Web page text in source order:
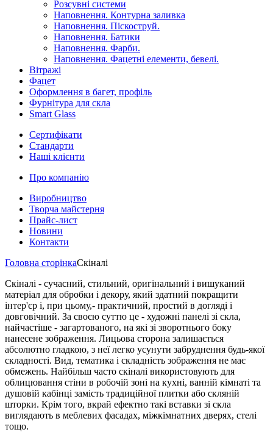
Розсувні системи
Наповнення. Контурна заливка
Наповнення. Піскоструй.
Наповнення. Батики
Наповнення. Фарби.
Наповнення. Фацетні елементи, бевелі.
Вітражі
Фацет
Оформлення в багет, профіль
Фурнітура для скла
Smart Glass
Сертифікати
Стандарти
Наші клієнти
Про компанію
Виробництво
Творча майстерня
Прайс-лист
Новини
Контакти
Головна сторінкаСкіналі
Скіналі - сучасний, стильний, оригінальний і вишуканий
матеріал для обробки і декору, який здатний покращити
інтер'єр і, при цьому,- практичний, простий в догляді і
довговічний. За своєю суттю це - художні панелі зі скла,
найчастіше - загартованого, на які зі зворотнього боку
нанесене зображення. Лицьова сторона залишається
абсолютно гладкою, з неї легко усунути забруднення будь-якої
складності. Вид, тематика і складність зображення не має
обмежень. Найбільш часто скіналі використовують для
облицювання стіни в робочій зоні на кухні, ванній кімнаті та
душовій кабінці замість традиційної плитки або скляній
шторки. Крім того, вкрай ефектно такі вставки зі скла
виглядають в меблевих фасадах, міжкімнатних дверях, стелі
тощо.